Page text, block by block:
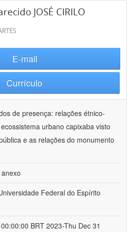
JOSÉ CIRILO
E-mail
Currículo
de presença: relações étnico-
urbano capixaba visto
e as relações do monumento
Federal do Espírito
BRT 2023-Thu Dec 31